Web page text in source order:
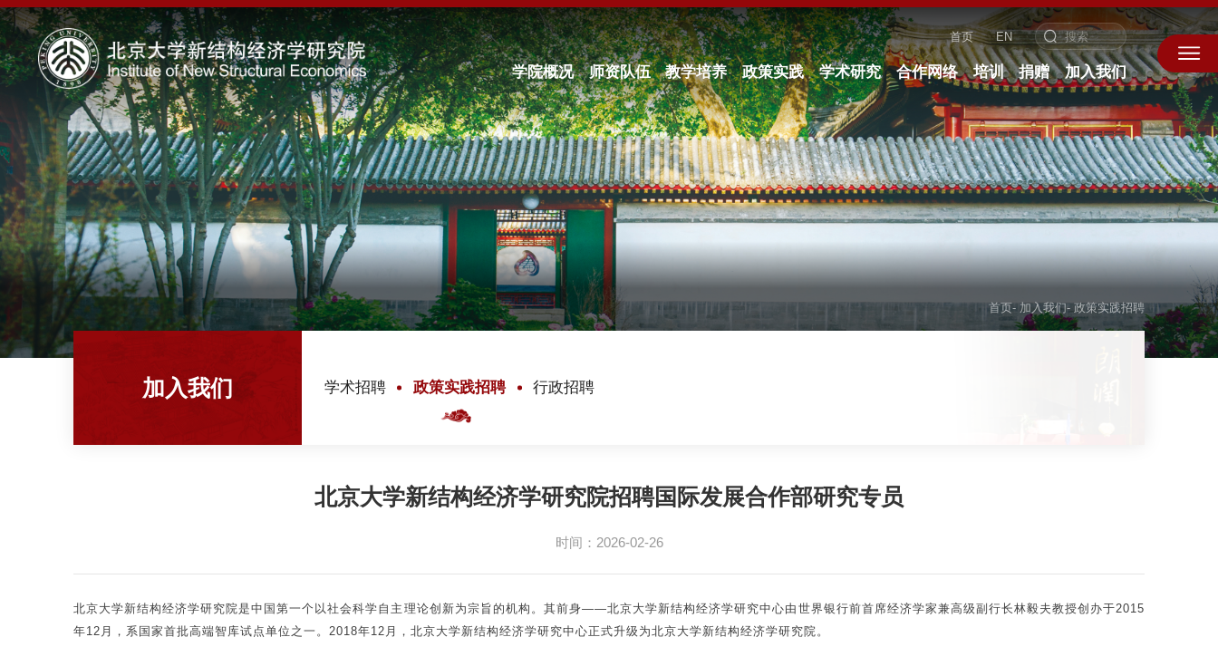
首页 EN
学院概况 师资队伍 教学培养 政策实践 学术研究 合作网络 培训 捐赠 加入我们
首页- 加入我们- 政策实践招聘
加入我们 学术招聘 政策实践招聘 行政招聘
北京大学新结构经济学研究院招聘国际发展合作部研究专员
时间：2026-02-26
北京大学新结构经济学研究院是中国第一个以社会科学自主理论创新为宗旨的机构。其前身——北京大学新结构经济学研究中心由世界银行前首席经济学家兼高级副行长林毅夫教授创办于2015
年12月，系国家首批高端智库试点单位之一。2018年12月，北京大学新结构经济学研究中心正式升级为北京大学新结构经济学研究院。